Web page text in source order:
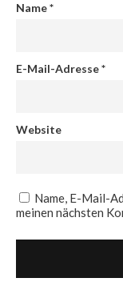
Name*
E-Mail-Adresse*
Website
Name, E-Mail-
meinen nächsten